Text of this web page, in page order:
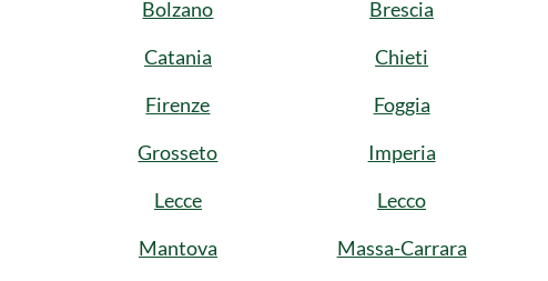
Bolzano Brescia
Catania
Chieti
Firenze
Foggia
Grosseto
Imperia
Lecce
Lecco
Mantova
Massa-Carrara